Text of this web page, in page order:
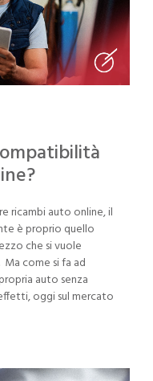
ricambi auto online, il
è proprio quello
che si vuole
come si fa ad
auto senza
oggi sul mercato